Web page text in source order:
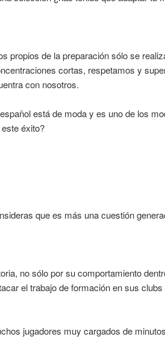
propios de la preparación sólo se
cortas, respetamos y
con nosotros.
está de moda y es uno de los
éxito?
que es más una cuestión
no sólo por su comportamiento
el trabajo de formación en sus
jugadores muy cargados de